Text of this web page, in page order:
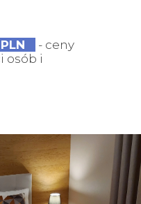
- ceny
osób i